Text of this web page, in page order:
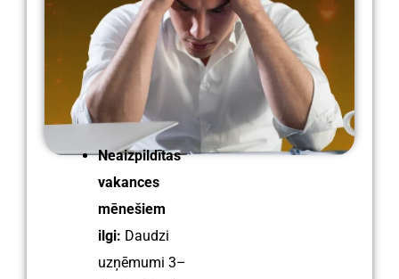
Neaizpildītas
vakances
mēnešiem
ilgi: Daudzi
uzņēmumi 3–